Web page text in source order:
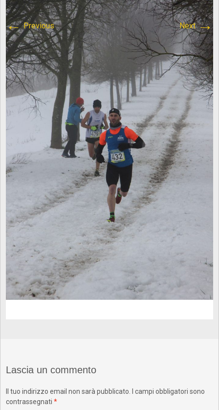
content/plugins/breadcrumb-
navxt/class.bcn_breadcrumb_trail.phpon line 1013
Atletica Viadana >IMG_8674
←Previous Next→
Lascia un commento
Il tuo indirizzo email non sarà pubblicato. I campi obbligatori sono
contrassegnati*